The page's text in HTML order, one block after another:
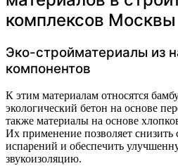
комплексов Москвы
Эко-стройматериалы из
компонентов
К этим материалам относятся
экологический бетон на основе
также материалы на основе
Их применение позволяет
испарений и обеспечить
звукоизоляцию.